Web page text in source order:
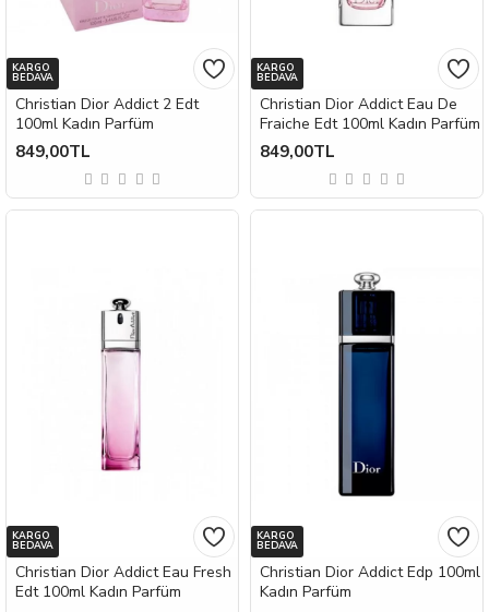
KARGO
BEDAVA
Christian Dior Addict 2 Edt
100ml Kadın Parfüm
849,00TL
KARGO
BEDAVA
Christian Dior Addict Eau De
Fraiche Edt 100ml Kadın Parfüm
849,00TL
KARGO
BEDAVA
Christian Dior Addict Eau Fresh
Edt 100ml Kadın Parfüm
KARGO
BEDAVA
Christian Dior Addict Edp 100ml
Kadın Parfüm